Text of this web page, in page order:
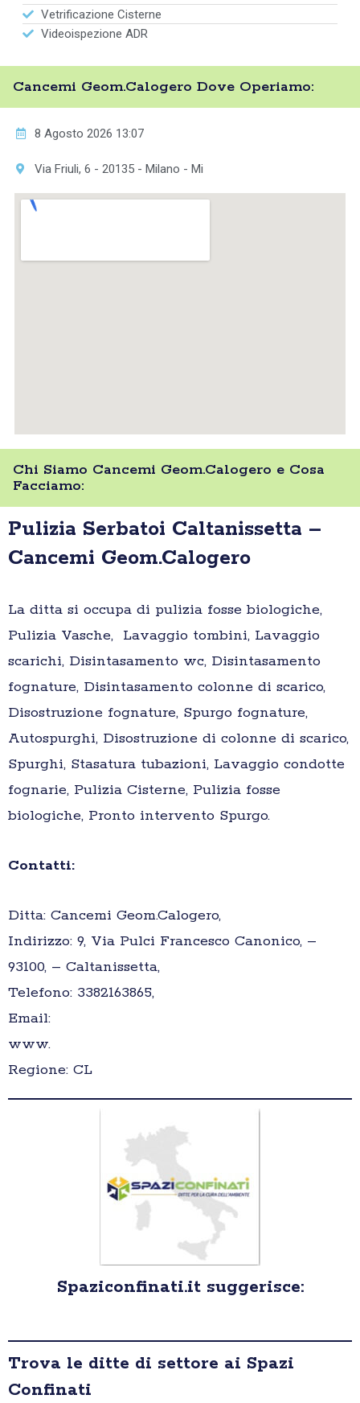
Vetrificazione Cisterne
Videoispezione ADR
Cancemi Geom.Calogero Dove Operiamo:
8 Agosto 2026 13:07
Via Friuli, 6 - 20135 - Milano - Mi
Chi Siamo Cancemi Geom.Calogero e Cosa
Facciamo:
Pulizia Serbatoi Caltanissetta –
Cancemi Geom.Calogero
La ditta si occupa di pulizia fosse biologiche,
Pulizia Vasche, Lavaggio tombini, Lavaggio
scarichi, Disintasamento wc, Disintasamento
fognature, Disintasamento colonne di scarico,
Disostruzione fognature, Spurgo fognature,
Autospurghi, Disostruzione di colonne di scarico,
Spurghi, Stasatura tubazioni, Lavaggio condotte
fognarie, Pulizia Cisterne, Pulizia fosse
biologiche, Pronto intervento Spurgo.
Contatti:
Ditta: Cancemi Geom.Calogero,
Indirizzo: 9, Via Pulci Francesco Canonico, –
93100, – Caltanissetta,
Telefono: 3382163865,
Email:
www.
Regione: CL
Spaziconfinati.it suggerisce:
Trova le ditte di settore ai Spazi
Confinati